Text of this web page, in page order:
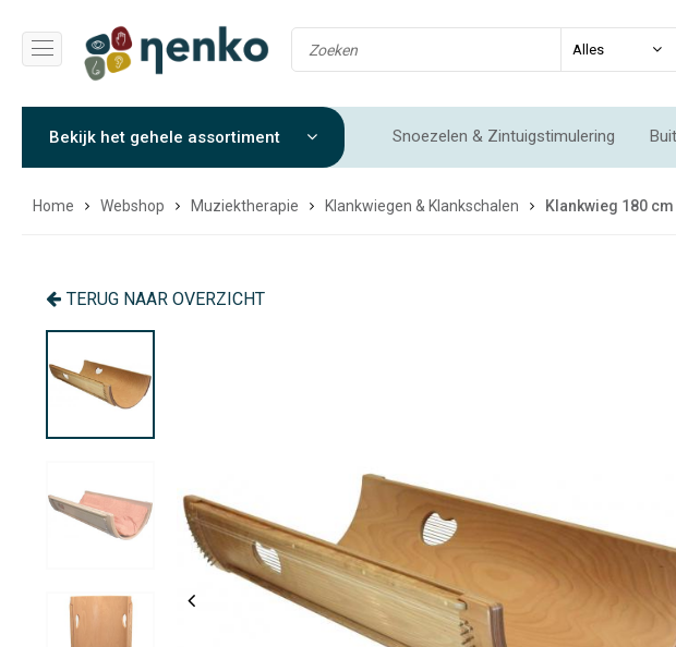
Bekijk het gehele assortiment Snoezelen & Zintuigstimulering
Sensorische Integratie & Beweging
Home Webshop Muziektherapie Klankwiegen & Klankschalen Klankwieg 180 cm
TERUG NAAR OVERZICHT